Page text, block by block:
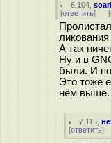
6.104 ,
[ответить] [
А так
Ну и в
были. И
Это тоже
нём выше.
7.115 ,
[ответить]